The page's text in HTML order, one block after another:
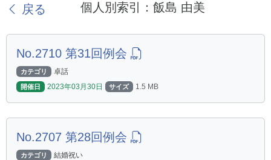
戻る 個人別索引：飯島 由美
No.2710 第31回例会
カテゴリ 卓話
開催日 2023年03月30日 サイズ 1.5 MB
No.2707 第28回例会
カテゴリ 結婚祝い